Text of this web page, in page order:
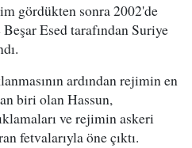
gördükten sonra 2002'de
Esed tarafından Suriye
ardından rejimin en
biri olan Hassun,
ve rejimin askeri
fetvalarıyla öne çıktı.